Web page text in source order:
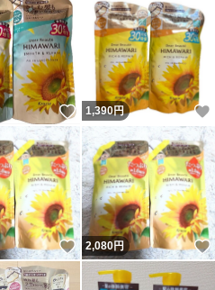
いいね！
1,390円
いいね！
2,080円